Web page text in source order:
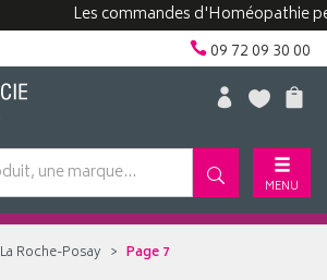
Les commandes d'Homéopathie
09 72 09 30 00
MENU
La Roche-Posay Page 7